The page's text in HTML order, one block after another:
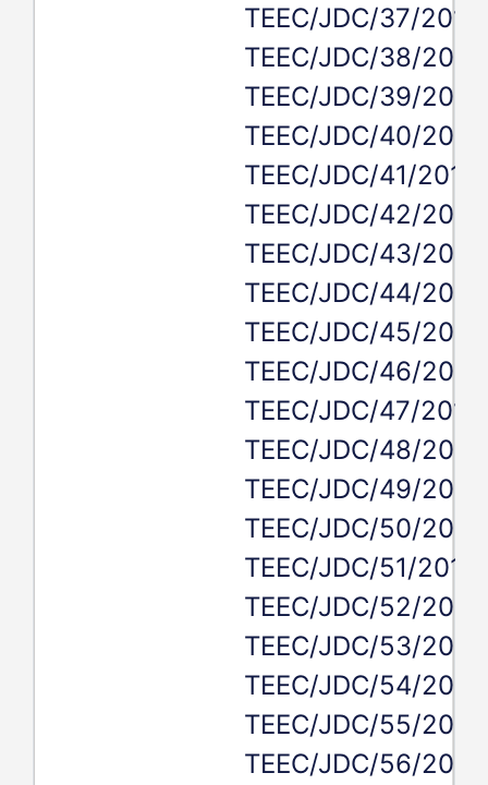
TEEC/JDC/37/2019,
TEEC/JDC/38/2019,
TEEC/JDC/39/2019,
TEEC/JDC/40/2019,
TEEC/JDC/41/2019,
TEEC/JDC/42/2019,
TEEC/JDC/43/2019,
TEEC/JDC/44/2019,
TEEC/JDC/45/2019,
TEEC/JDC/46/2019,
TEEC/JDC/47/2019,
TEEC/JDC/48/2019,
TEEC/JDC/49/2019,
TEEC/JDC/50/2019,
TEEC/JDC/51/2019,
TEEC/JDC/52/2019,
TEEC/JDC/53/2019,
TEEC/JDC/54/2019,
TEEC/JDC/55/2019,
TEEC/JDC/56/2019,